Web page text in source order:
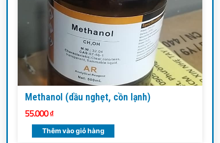
Methanol (dầu nghẹt, cồn lạnh)
55.000₫
Thêm vào giỏ hàng